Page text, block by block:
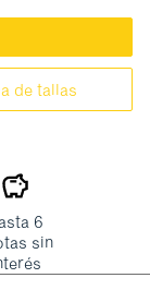
de tallas
6
sin